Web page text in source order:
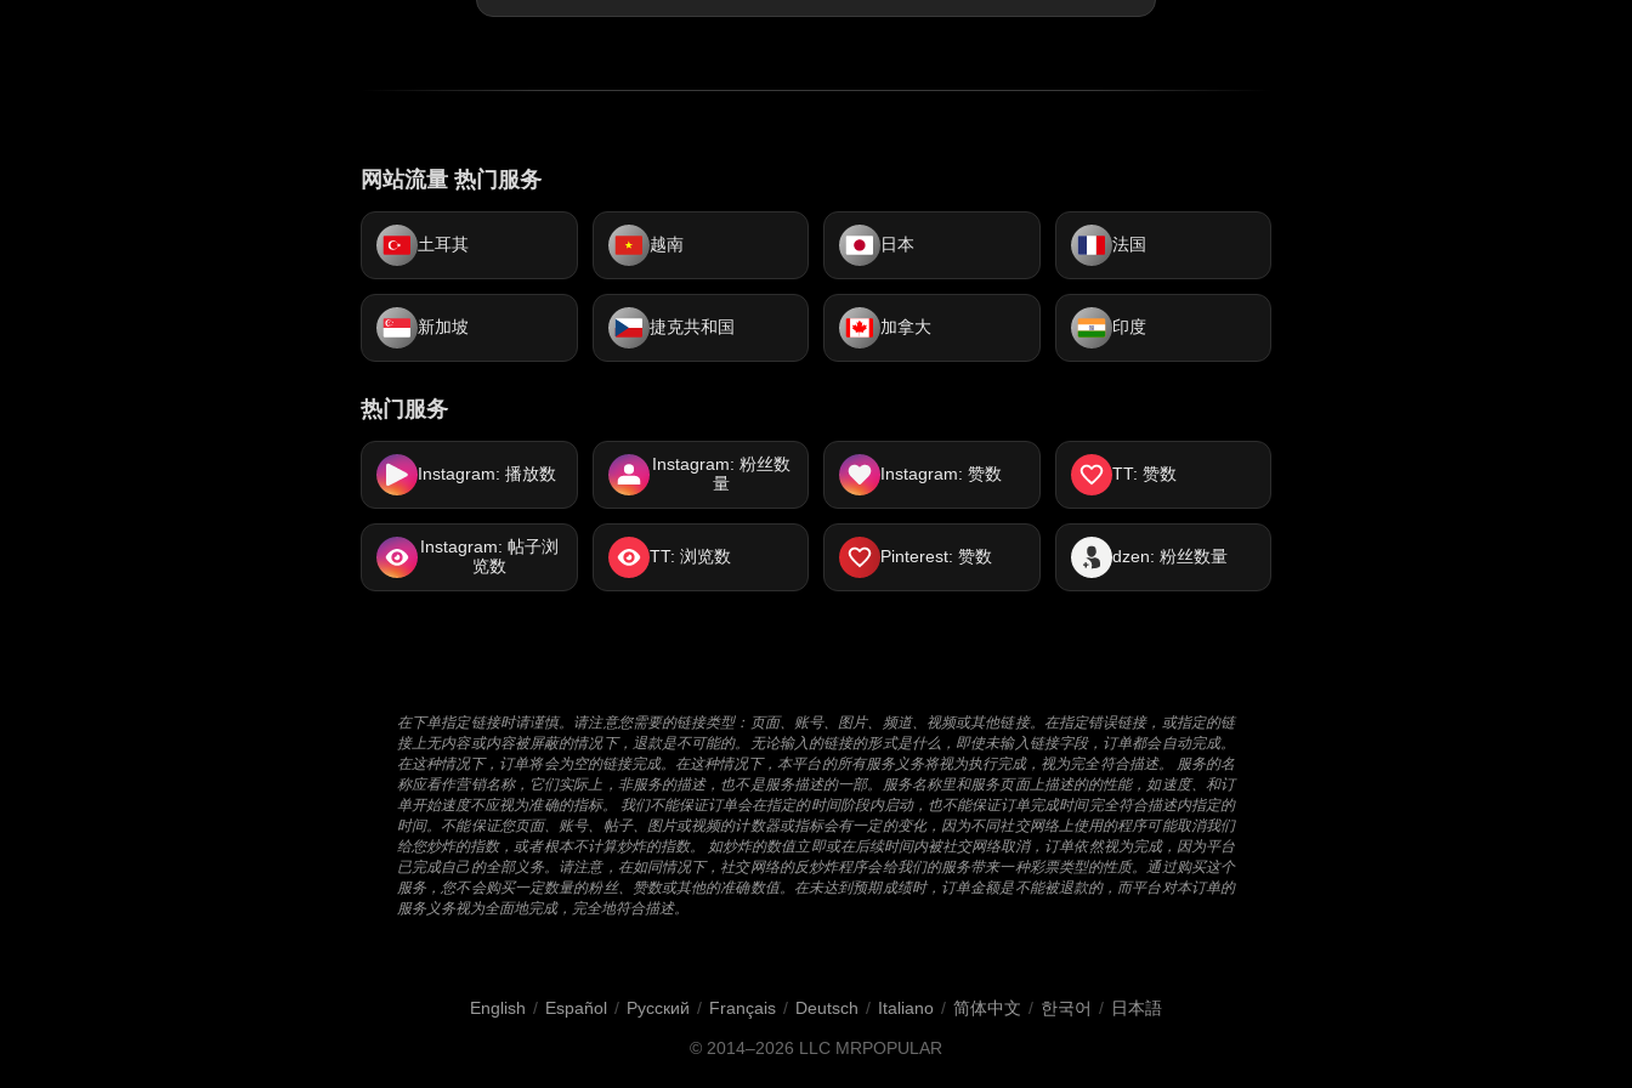
网站流量 热门服务
土耳其 越南 日本 法国
新加坡 捷克共和国 加拿大 印度
热门服务
Instagram: 播放数
Instagram: 粉丝数
量
Instagram: 赞数 TT: 赞数
Instagram: 帖子浏
览数
TT: 浏览数 Pinterest: 赞数 dzen: 粉丝数量
在下单指定链接时请谨慎。请注意您需要的链接类型：页面、账号、图片、频道、视频或其他链接。在指定错误链接，或指定的链
接上无内容或内容被屏蔽的情况下，退款是不可能的。无论输入的链接的形式是什么，即使未输入链接字段，订单都会自动完成。
在这种情况下，订单将会为空的链接完成。在这种情况下，本平台的所有服务义务将视为执行完成，视为完全符合描述。 服务的名
称应看作营销名称，它们实际上，非服务的描述，也不是服务描述的一部。服务名称里和服务页面上描述的的性能，如速度、和订
单开始速度不应视为准确的指标。 我们不能保证订单会在指定的时间阶段内启动，也不能保证订单完成时间完全符合描述内指定的
时间。不能保证您页面、账号、帖子、图片或视频的计数器或指标会有一定的变化，因为不同社交网络上使用的程序可能取消我们
给您炒炸的指数，或者根本不计算炒炸的指数。 如炒炸的数值立即或在后续时间内被社交网络取消，订单依然视为完成，因为平台
已完成自己的全部义务。请注意，在如同情况下，社交网络的反炒炸程序会给我们的服务带来一种彩票类型的性质。通过购买这个
服务，您不会购买一定数量的粉丝、赞数或其他的准确数值。在未达到预期成绩时，订单金额是不能被退款的，而平台对本订单的
服务义务视为全面地完成，完全地符合描述。
English / Español / Русский / Français / Deutsch / Italiano / 简体中文 / 한국어 / 日本語
© 2014–2026 LLC MRPOPULAR